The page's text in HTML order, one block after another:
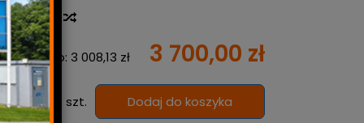
ceny
netto: 3 008,13 zł 3 700,00 zł
szt.
Dodaj do koszyka